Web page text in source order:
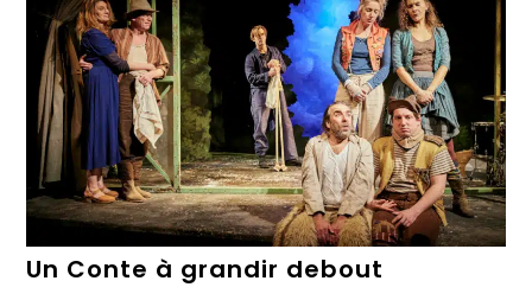
Un Conte à grandir debout